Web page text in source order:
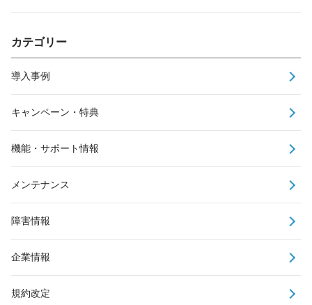
カテゴリー
導入事例
キャンペーン・特典
機能・サポート情報
メンテナンス
障害情報
企業情報
規約改定